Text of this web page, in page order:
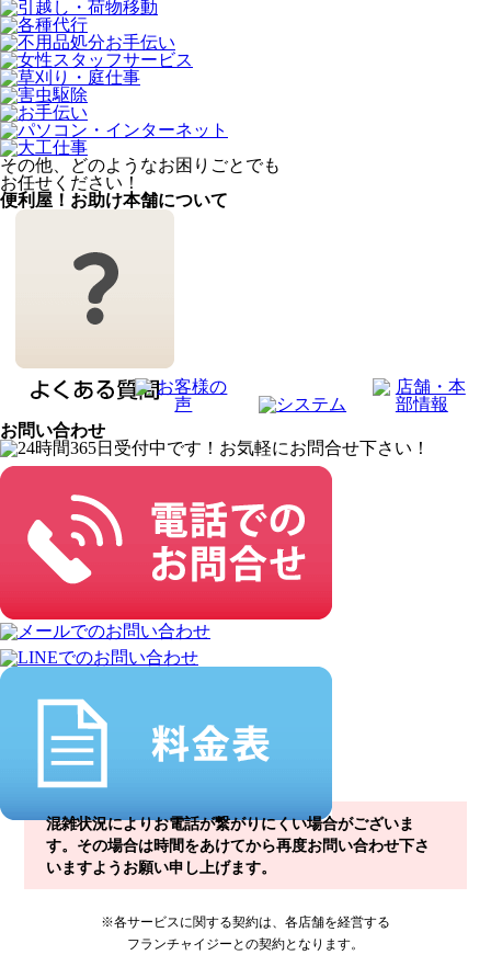
その他、どのようなお困りごとでも
お任せください！
便利屋！お助け本舗について
お問い合わせ
混雑状況によりお電話が繋がりにくい場合がございま
す。その場合は時間をあけてから再度お問い合わせ下さ
いますようお願い申し上げます。
※各サービスに関する契約は、各店舗を経営する
フランチャイジーとの契約となります。